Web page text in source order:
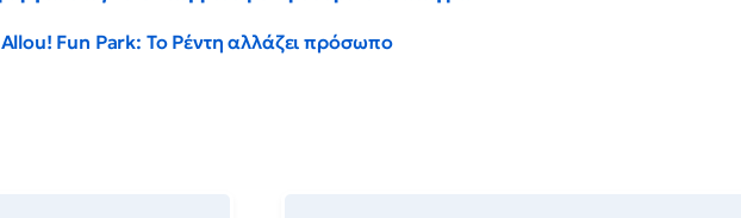
Allou! Fun Park: Το Ρέντη αλλάζει πρόσωπο